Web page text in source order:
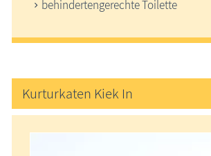
behindertengerechte Toilette
Kurturkaten Kiek In